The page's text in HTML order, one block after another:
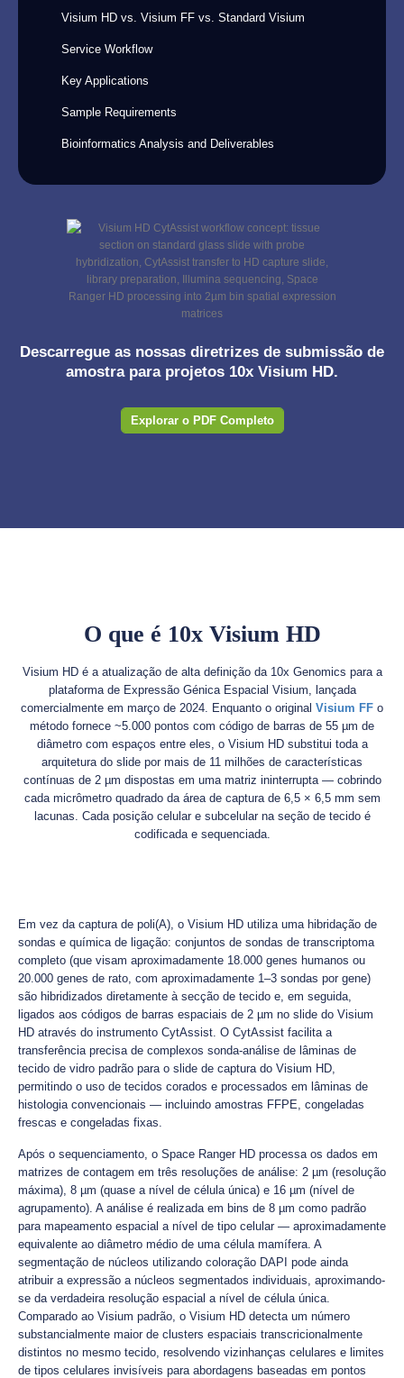
Visium HD vs. Visium FF vs. Standard Visium
Service Workflow
Key Applications
Sample Requirements
Bioinformatics Analysis and Deliverables
Descarregue as nossas diretrizes de submissão de
amostra para projetos 10x Visium HD.
Explorar o PDF Completo
O que é 10x Visium HD
Visium HD é a atualização de alta definição da 10x Genomics para a
plataforma de Expressão Génica Espacial Visium, lançada
comercialmente em março de 2024. Enquanto o original Visium FF o
método fornece ~5.000 pontos com código de barras de 55 µm de
diâmetro com espaços entre eles, o Visium HD substitui toda a
arquitetura do slide por mais de 11 milhões de características
contínuas de 2 µm dispostas em uma matriz ininterrupta — cobrindo
cada micrômetro quadrado da área de captura de 6,5 × 6,5 mm sem
lacunas. Cada posição celular e subcelular na seção de tecido é
codificada e sequenciada.
Em vez da captura de poli(A), o Visium HD utiliza uma hibridação de
sondas e química de ligação: conjuntos de sondas de transcriptoma
completo (que visam aproximadamente 18.000 genes humanos ou
20.000 genes de rato, com aproximadamente 1–3 sondas por gene)
são hibridizados diretamente à secção de tecido e, em seguida,
ligados aos códigos de barras espaciais de 2 µm no slide do Visium
HD através do instrumento CytAssist. O CytAssist facilita a
transferência precisa de complexos sonda-análise de lâminas de
tecido de vidro padrão para o slide de captura do Visium HD,
permitindo o uso de tecidos corados e processados em lâminas de
histologia convencionais — incluindo amostras FFPE, congeladas
frescas e congeladas fixas.
Após o sequenciamento, o Space Ranger HD processa os dados em
matrizes de contagem em três resoluções de análise: 2 µm (resolução
máxima), 8 µm (quase a nível de célula única) e 16 µm (nível de
agrupamento). A análise é realizada em bins de 8 µm como padrão
para mapeamento espacial a nível de tipo celular — aproximadamente
equivalente ao diâmetro médio de uma célula mamífera. A
segmentação de núcleos utilizando coloração DAPI pode ainda
atribuir a expressão a núcleos segmentados individuais, aproximando-
se da verdadeira resolução espacial a nível de célula única.
Comparado ao Visium padrão, o Visium HD detecta um número
substancialmente maior de clusters espaciais transcricionalmente
distintos no mesmo tecido, resolvendo vizinhanças celulares e limites
de tipos celulares invisíveis para abordagens baseadas em pontos